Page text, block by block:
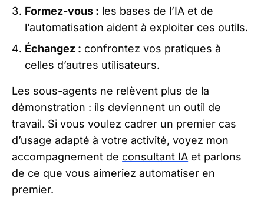
Formez-vous : les bases de l’IA et de
l’automatisation aident à exploiter ces outils.
Échangez : confrontez vos pratiques à
celles d’autres utilisateurs.
Les sous-agents ne relèvent plus de la
démonstration : ils deviennent un outil de
travail. Si vous voulez cadrer un premier cas
d’usage adapté à votre activité, voyez mon
accompagnement de consultant IA et parlons
de ce que vous aimeriez automatiser en
premier.